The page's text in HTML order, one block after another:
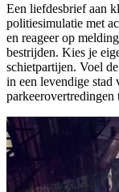
Een liefdesbrief aan
politiesimulatie met
en reageer op
bestrijden. Kies je
schietpartijen. Voel
in een levendige stad
parkeerovertredingen